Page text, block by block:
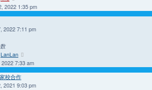
2022 1:35 pm
2022 7:11 pm
LanLan
7:33 am
校合作
2021 9:03 pm